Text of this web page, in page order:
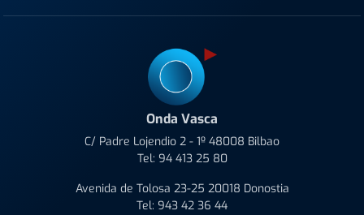
Onda Vasca
C/ Padre Lojendio 2 - 1º 48008 Bilbao
Tel: 94 413 25 80
Avenida de Tolosa 23-25 20018 Donostia
Tel: 943 42 36 44